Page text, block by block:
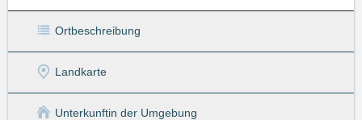
Ortbeschreibung
Landkarte
Unterkunftin der Umgebung